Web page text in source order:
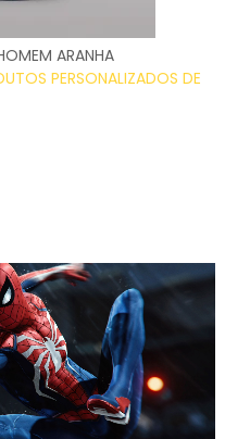
ARANHA
PERSONALIZADOS DE